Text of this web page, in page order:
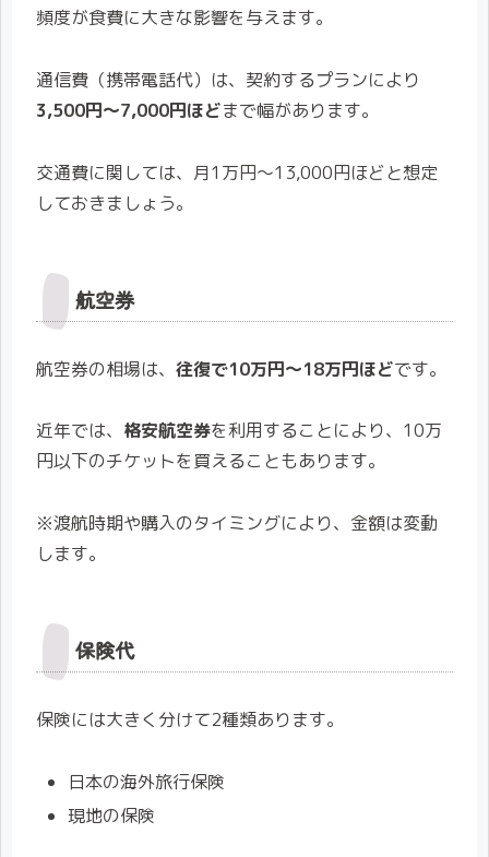
頻度が食費に大きな影響を与えます。
通信費（携帯電話代）は、契約するプランにより
3,500円〜7,000円ほどまで幅があります。
交通費に関しては、月1万円〜13,000円ほどと想定
しておきましょう。
航空券
航空券の相場は、 往復で10万円〜18万円ほどです。
近年では、 格安航空券を利用することにより、10万
円以下のチケットを買えることもあります。
※渡航時期や購入のタイミングにより、金額は変動
します。
保険代
保険には大きく分けて2種類あります。
日本の海外旅行保険
現地の保険